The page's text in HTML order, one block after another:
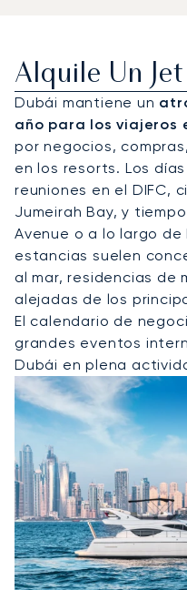
Alquile Un
Dubái mantiene un
año para los viajeros
por negocios,
en los resorts. Los
reuniones en el DIFC,
Jumeirah Bay, y
Avenue o a lo largo de
estancias suelen
al mar, residencias de
alejadas de los
El calendario de
grandes eventos
Dubái en plena